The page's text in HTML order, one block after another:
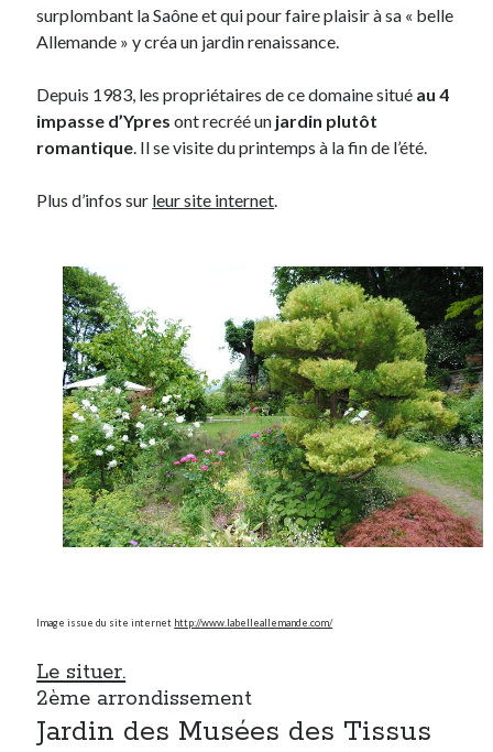
Sons
Sorties cuculturelles
Vidéos
surplombant la Saône et qui pour faire plaisir à sa « belle
Allemande » y créa un jardin renaissance.
Depuis 1983, les propriétaires de ce domaine situé au 4
impasse d’Ypres ont recréé un jardin plutôt
romantique. Il se visite du printemps à la fin de l’été.
Plus d’infos sur leur site internet.
Image issue du site internet http://www.labelleallemande.com/
Le situer.
2ème arrondissement
Jardin des Musées des Tissus